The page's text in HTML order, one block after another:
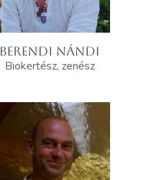
BERENDI NÁNDI
Biokertész, zenész